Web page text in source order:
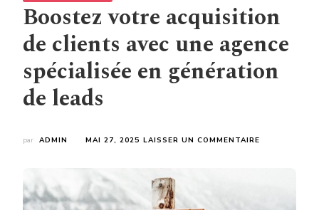
Boostez votre acquisition
de clients avec une agence
spécialisée en génération
de leads
par ADMIN MAI 27, 2025 LAISSER UN COMMENTAIRE